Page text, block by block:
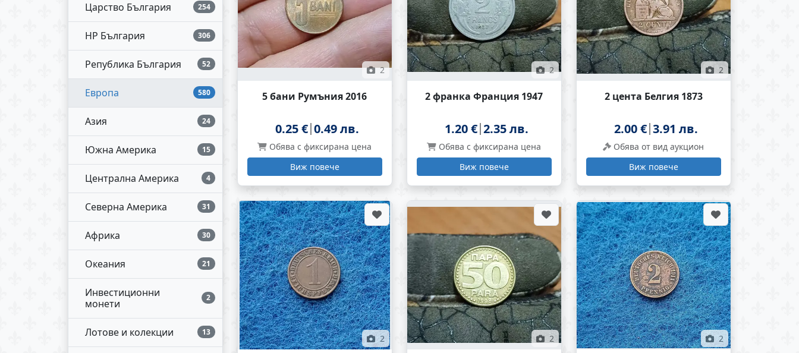
Царство България 254
НР България 306
Република България 52
Европа 580
Азия 24
Южна Америка 15
Централна Америка 4
Северна Америка 31
Африка 30
Океания 21
Инвестиционни
монети
2
Лотове и колекции 13
2
5 бани Румъния 2016
0.25 € 0.49 лв.
Обява с фиксирана цена
Виж повече
2
2 франка Франция 1947
1.20 € 2.35 лв.
Обява с фиксирана цена
Виж повече
2
2 цента Белгия 1873
2.00 € 3.91 лв.
Обява от вид аукцион
Виж повече
2 2 2